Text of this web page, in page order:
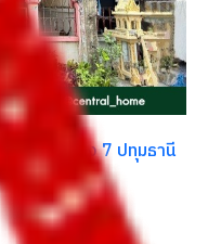
ลูกกา คลอง 7 ปทุมธานี